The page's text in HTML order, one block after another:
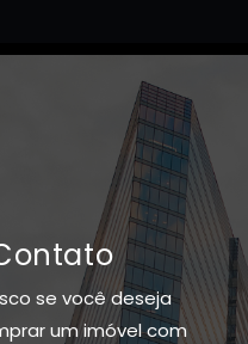
se você deseja
um imóvel com